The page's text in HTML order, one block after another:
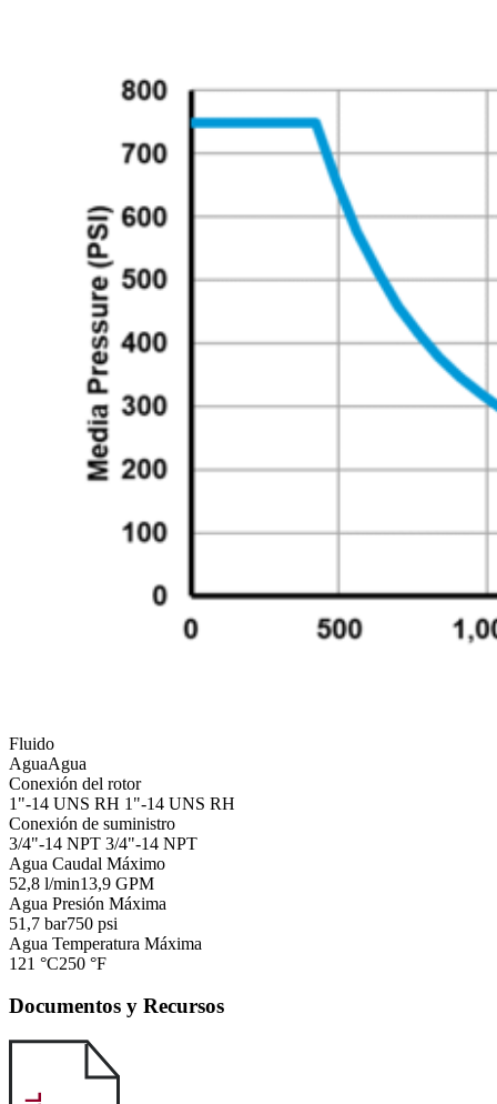
Fluido
AguaAgua
Conexión del rotor
1"-14 UNS RH 1"-14 UNS RH
Conexión de suministro
3/4"-14 NPT 3/4"-14 NPT
Agua Caudal Máximo
52,8 l/min13,9 GPM
Agua Presión Máxima
51,7 bar750 psi
Agua Temperatura Máxima
121 °C250 °F
Documentos y Recursos